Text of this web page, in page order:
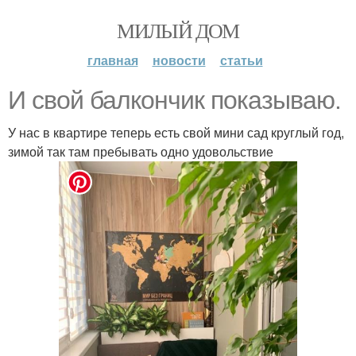
МИЛЫЙ ДОМ
главная новости статьи
И свой балкончик показываю.
У нас в квартире теперь есть свой мини сад круглый год,
зимой так там пребывать одно удовольствие